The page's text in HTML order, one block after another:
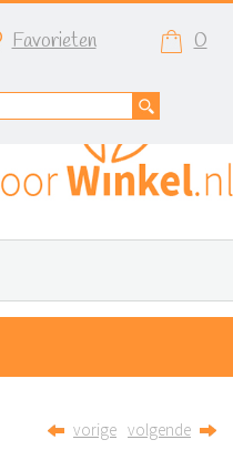
Favorieten 0
vorige volgende